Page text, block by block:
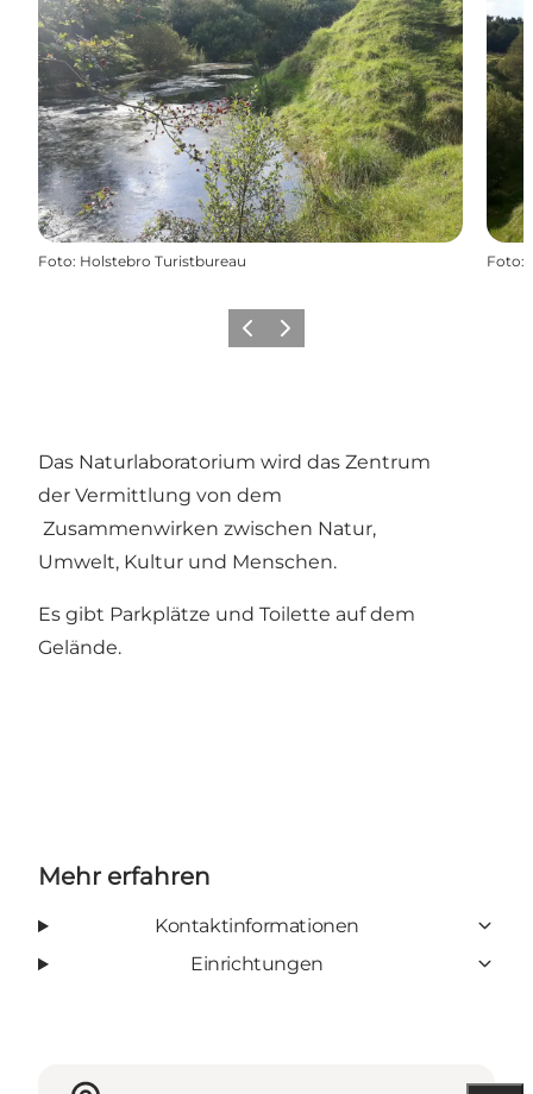
Foto: Holstebro Turistbureau Foto:
ZurückWeiter
Das Naturlaboratorium wird das Zentrum
der Vermittlung von dem
Zusammenwirken zwischen Natur,
Umwelt, Kultur und Menschen.
Es gibt Parkplätze und Toilette auf dem
Gelände.
Mehr erfahren
Kontaktinformationen
Einrichtungen